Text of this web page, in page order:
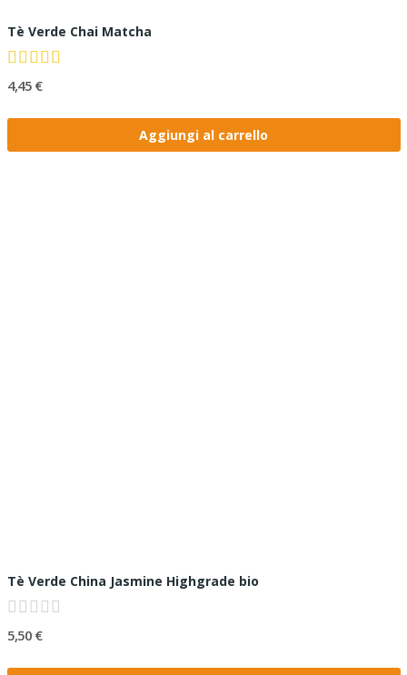
Tè Verde Chai Matcha
4,45 €
Aggiungi al carrello
Tè Verde China Jasmine Highgrade bio
5,50 €